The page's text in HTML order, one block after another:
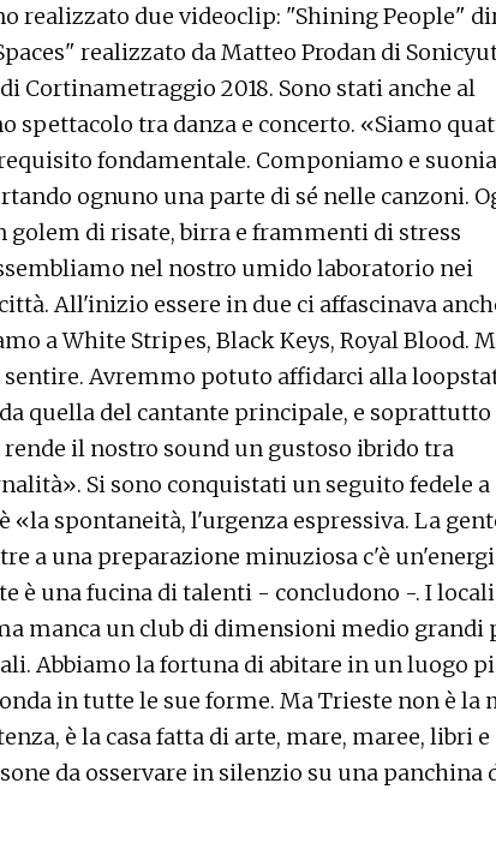
realizzato due videoclip: "Shining People"
realizzato da Matteo Prodan di
Cortinametraggio 2018. Sono stati anche al
spettacolo tra danza e concerto. «Siamo
fondamentale. Componiamo e
ognuno una parte di sé nelle canzoni.
golem di risate, birra e frammenti di stress
nel nostro umido laboratorio nei
All'inizio essere in due ci affascinava
a White Stripes, Black Keys, Royal Blood.
Avremmo potuto affidarci alla
quella del cantante principale, e soprattutto
rende il nostro sound un gustoso ibrido tra
Si sono conquistati un seguito fedele
«la spontaneità, l'urgenza espressiva. La
a una preparazione minuziosa c'è
è una fucina di talenti - concludono -. I
manca un club di dimensioni medio grandi
Abbiamo la fortuna di abitare in un luogo
in tutte le sue forme. Ma Trieste non è la
è la casa fatta di arte, mare, maree, libri e
da osservare in silenzio su una panchina